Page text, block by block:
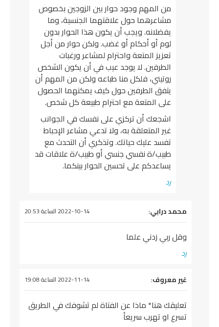
من المهم وجود حوار بين الزوجين بخصوص
مشاعرهما حول علاقتهما الجنسية، وما
يفضلانه. ويجب أن يكون هذا الحوار بدون
لوم أو أحكام أو غضب. ولكن حوار من أجل
تعزيز المتعة واحترام لمشاعر ورغبات
الطرفين. لا يوجد عيب في أن يكون الشخص
روتيني، فلكل منا طباعه ولكن من المهم أن
يتفق الطرفين حول كيف يمكنهما الحصول
على المتعة مع احترام طبيعة كل شخص.
اشجعك أن تركزي على نفسك في الجوانب
غير المتعلقة به، ولا تدعي مشاعر الإحباط
تفسد عليك حياتك. وتذكري أن التحدث مع
طبيب/ة نفسي جنسي أو طبيب/ة علاقات قد
يساعدكم على تحسين الحوار بينكما.
رد
يقول
محمد درابي: 2022-10-14 الساعة 20:53
وقل ربي زدني علما
رد
يقول
غير معروف: 2022-11-14 الساعة 19:08
تعليقك هنا* ماذا عن الفتاة لم تشوفك في الطريق
تسرع او تهرب سريعأ